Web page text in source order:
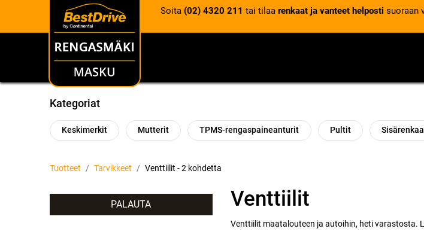
Soita (02) 4320 211 tai tilaa renkaat ja vanteet helposti suoraan
RENKAAT
Kategoriat
Keskimerkit Mutterit TPMS-rengaspaineanturit Pultit
Tuotteet Tarvikkeet Venttiilit - 2 kohdetta
PALAUTA Venttiilit
Venttiilit maatalouteen ja autoihin, heti varastosta.